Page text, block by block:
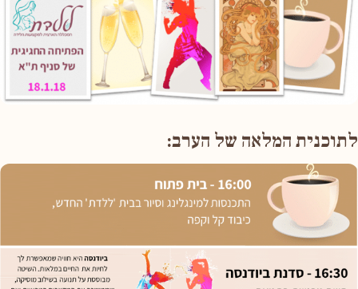
לתוכנית המלאה של הערב: